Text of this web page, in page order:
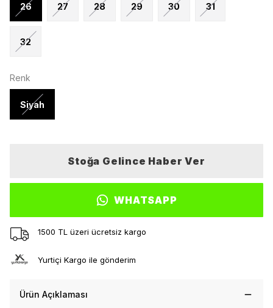
26 27 28 29 30 31
32
Renk
Siyah
Stoğa Gelince Haber Ver
WHATSAPP
1500 TL üzeri ücretsiz kargo
Yurtiçi Kargo ile gönderim
Ürün Açıklaması